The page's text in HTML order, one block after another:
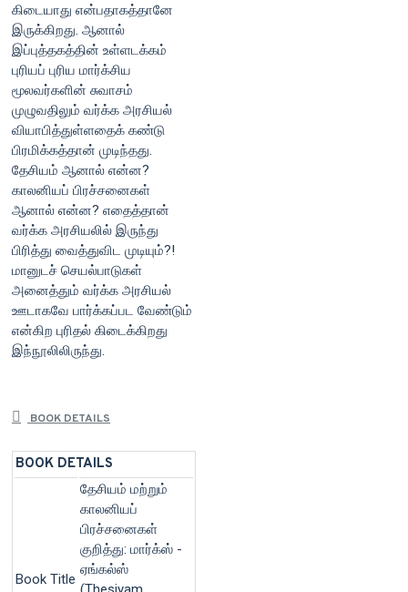
கிடையாது என்பதாகத்தானே
இருக்கிறது. ஆனால்
இப்புத்தகத்தின் உள்ளடக்கம்
புரியப் புரிய மார்க்சிய
மூலவர்களின் சுவாசம்
முழுவதிலும் வர்க்க அரசியல்
வியாபித்துள்ளதைக் கண்டு
பிரமிக்கத்தான் முடிந்தது.
தேசியம் ஆனால் என்ன?
காலனியப் பிரச்சனைகள்
ஆனால் என்ன? எதைத்தான்
வர்க்க அரசியலில் இருந்து
பிரித்து வைத்துவிட முடியும்?!
மானுடச் செயல்பாடுகள்
அனைத்தும் வர்க்க அரசியல்
ஊடாகவே பார்க்கப்பட வேண்டும்
என்கிற புரிதல் கிடைக்கிறது
இந்நூலிலிருந்து.
BOOK DETAILS
BOOK DETAILS
Book Title
தேசியம் மற்றும்
காலனியப்
பிரச்சனைகள்
குறித்து: மார்க்ஸ் -
ஏங்கல்ஸ்